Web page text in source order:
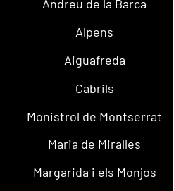
Andreu de la Barca
Alpens
Aiguafreda
Cabrils
Monistrol de Montserrat
Maria de Miralles
Margarida i els Monjos